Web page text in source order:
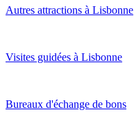
Autres attractions à Lisbonne
Visites guidées à Lisbonne
Bureaux d'échange de bons